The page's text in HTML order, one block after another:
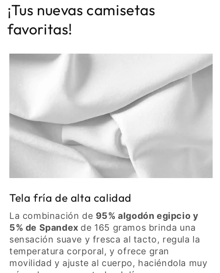
¡Tus nuevas camisetas
favoritas!
Tela fría de alta calidad
La combinación de 95% algodón egipcio y
5% de Spandex de 165 gramos brinda una
sensación suave y fresca al tacto, regula la
temperatura corporal, y ofrece gran
movilidad y ajuste al cuerpo, haciéndola muy